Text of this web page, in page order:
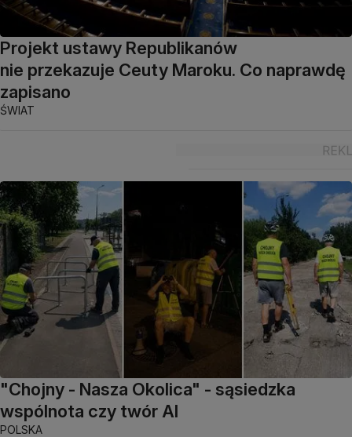
Projekt ustawy Republikanów
nie przekazuje Ceuty Maroku. Co naprawdę
zapisano
ŚWIAT
"Chojny - Nasza Okolica" - sąsiedzka
wspólnota czy twór AI
POLSKA